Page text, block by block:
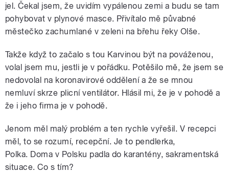
jel. Čekal jsem, že uvidím vypálenou zemi a budu se tam
pohybovat v plynové masce. Přivítalo mě půvabné
městečko zachumlané v zeleni na břehu řeky Olše.
Takže když to začalo s tou Karvinou být na pováženou,
volal jsem mu, jestli je v pořádku. Potěšilo mě, že jsem se
nedovolal na koronavirové oddělení a že se mnou
nemluví skrze plicní ventilátor. Hlásil mi, že je v pohodě a
že i jeho firma je v pohodě.
Jenom měl malý problém a ten rychle vyřešil. V recepci
měl, to se rozumí, recepční. Je to pendlerka,
Polka. Doma v Polsku padla do karantény, sakramentská
situace. Co s tím?